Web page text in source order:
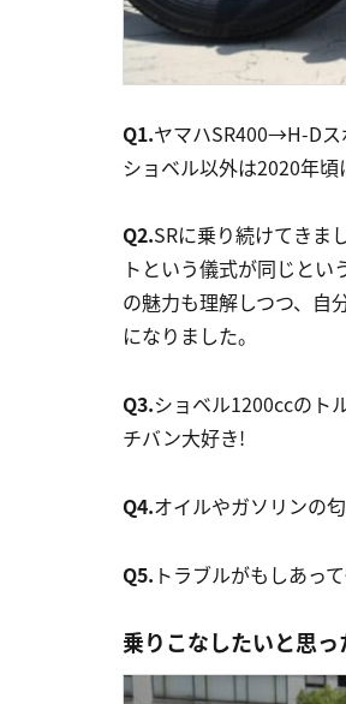
Q1.ヤマハSR400→H-D
ショベル以外は2020年
Q2.SRに乗り続けてきま
トという儀式が同じと
の魅力も理解しつつ、自
になりました。
Q3.ショベル1200ccのト
チバン大好き!
Q4.オイルやガソリンの
Q5. トラブルがもしあっ
乗りこなしたいと思